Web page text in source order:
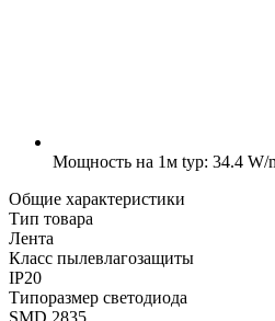
Мощность на 1м typ: 34.4 W/
Общие характеристики
Тип товара
Лента
Класс пылевлагозащиты
IP20
Типоразмер светодиода
SMD 2835